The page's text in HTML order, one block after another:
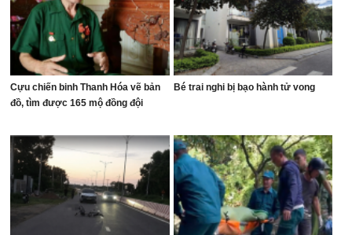
Cựu chiến binh Thanh Hóa vẽ bản
đồ, tìm được 165 mộ đồng đội
Bé trai nghi bị bạo hành tử vong